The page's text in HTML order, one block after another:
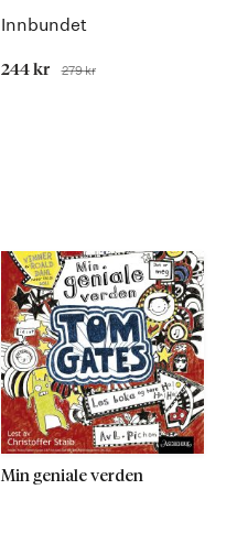
Innbundet
Tilbudspris
244 kr Før
279 kr
Min geniale verden